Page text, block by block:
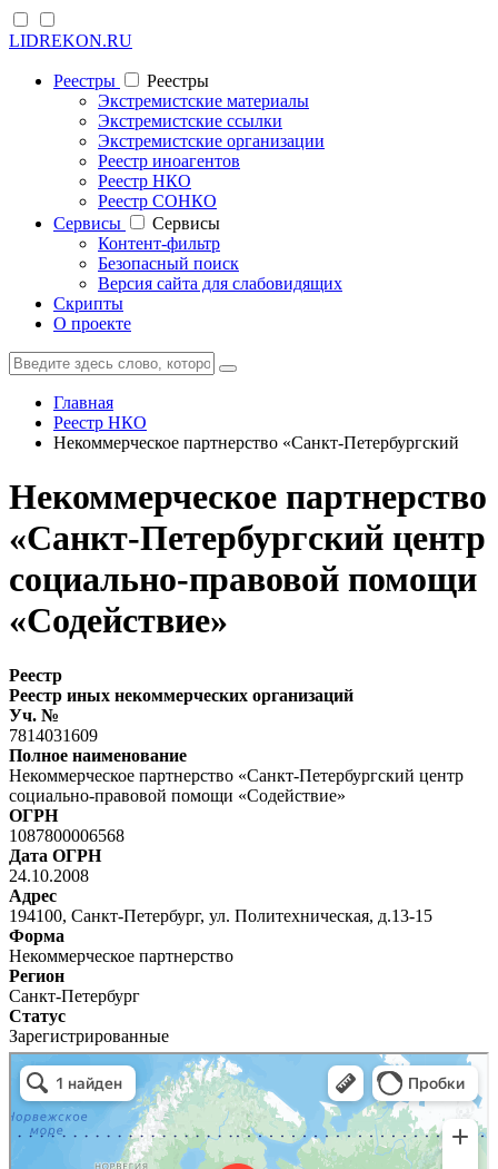
LIDREKON.RU
Реестры
Реестры
Экстремистские материалы
Экстремистские ссылки
Экстремистские организации
Реестр иноагентов
Реестр НКО
Реестр СОНКО
Cервисы
Cервисы
Контент-фильтр
Безопасный поиск
Версия сайта для слабовидящих
Скрипты
О проекте
Главная
Реестр НКО
Некоммерческое партнерство «Санкт-Петербургский
Некоммерческое партнерство
«Санкт-Петербургский центр
социально-правовой помощи
«Содействие»
Реестр
Реестр иных некоммерческих организаций
Уч. №
7814031609
Полное наименование
Некоммерческое партнерство «Санкт-Петербургский центр
социально-правовой помощи «Содействие»
ОГРН
1087800006568
Дата ОГРН
24.10.2008
Адрес
194100, Санкт-Петербург, ул. Политехническая, д.13-15
Форма
Некоммерческое партнерство
Регион
Санкт-Петербург
Статус
Зарегистрированные